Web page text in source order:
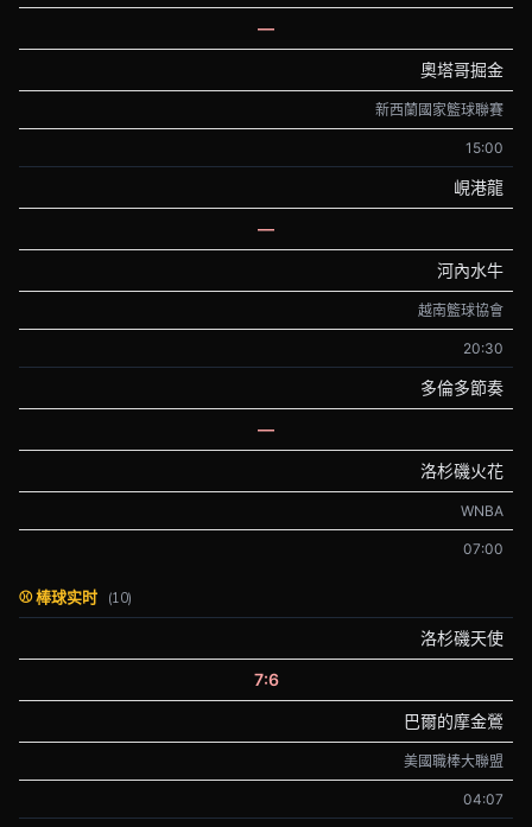
—
奧塔哥掘金
新西蘭國家籃球聯賽
15:00
峴港龍
—
河內水牛
越南籃球協會
20:30
多倫多節奏
—
洛杉磯火花
WNBA
07:00
⚾ 棒球实时 (10)
洛杉磯天使
7:6
巴爾的摩金鶯
美國職棒大聯盟
04:07